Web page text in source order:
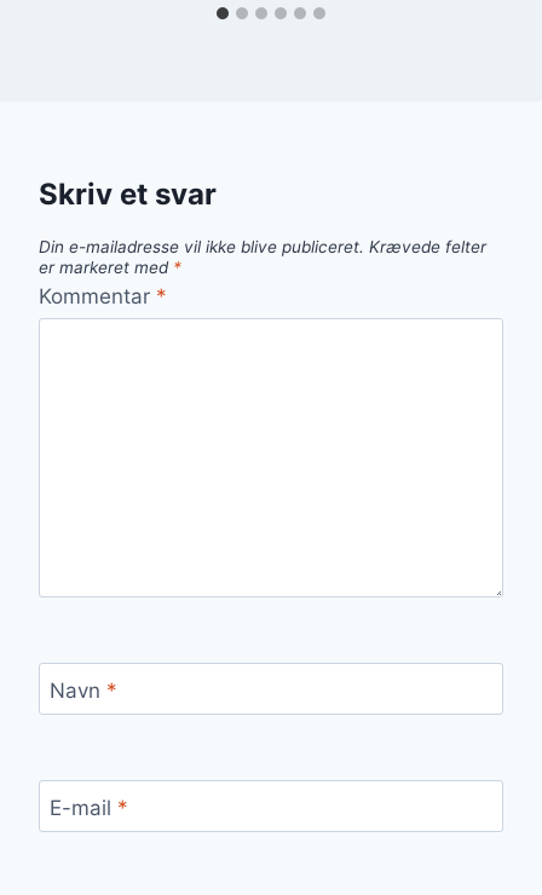
Skriv et svar
Din e-mailadresse vil ikke blive publiceret. Krævede felter
er markeret med *
Kommentar *
Navn *
E-mail *